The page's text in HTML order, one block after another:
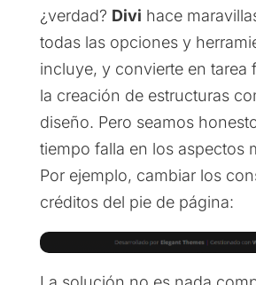
¿verdad? Divi hace
todas las opciones y
incluye, y convierte en tarea
la creación de estructuras
diseño. Pero seamos
tiempo falla en los aspectos
Por ejemplo, cambiar los
créditos del pie de página: